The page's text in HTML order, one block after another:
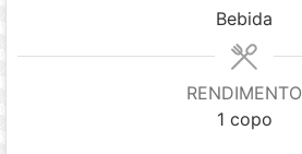
Bebida
RENDIMENTO
1 copo